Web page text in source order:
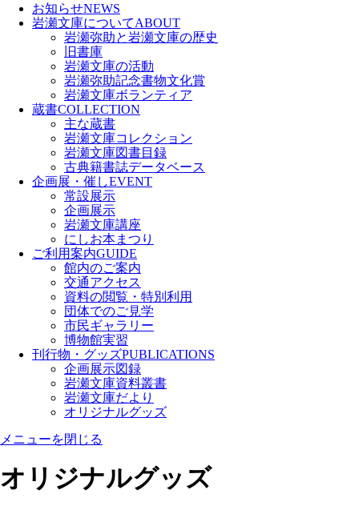
お知らせNEWS
岩瀬文庫についてABOUT
岩瀬弥助と岩瀬文庫の歴史
旧書庫
岩瀬文庫の活動
岩瀬弥助記念書物文化賞
岩瀬文庫ボランティア
蔵書COLLECTION
主な蔵書
岩瀬文庫コレクション
岩瀬文庫図書目録
古典籍書誌データベース
企画展・催しEVENT
常設展示
企画展示
岩瀬文庫講座
にしお本まつり
ご利用案内GUIDE
館内のご案内
交通アクセス
資料の閲覧・特別利用
団体でのご見学
市民ギャラリー
博物館実習
刊行物・グッズPUBLICATIONS
企画展示図録
岩瀬文庫資料叢書
岩瀬文庫だより
オリジナルグッズ
メニューを閉じる
オリジナルグッズ